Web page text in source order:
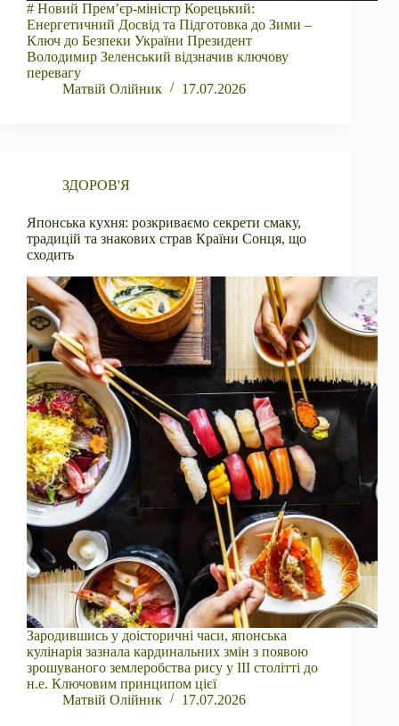
# Новий Прем’єр-міністр Корецький:
Енергетичний Досвід та Підготовка до Зими –
Ключ до Безпеки України Президент
Володимир Зеленський відзначив ключову
перевагу
Матвій Олійник
17.07.2026
ЗДОРОВ'Я
Японська кухня: розкриваємо секрети смаку,
традицій та знакових страв Країни Сонця, що
сходить
Зародившись у доісторичні часи, японська
кулінарія зазнала кардинальних змін з появою
зрошуваного землеробства рису у III столітті до
н.е. Ключовим принципом цієї
Матвій Олійник
17.07.2026